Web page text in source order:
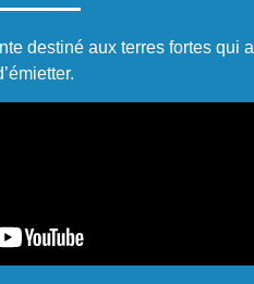
destiné aux terres fortes qui a